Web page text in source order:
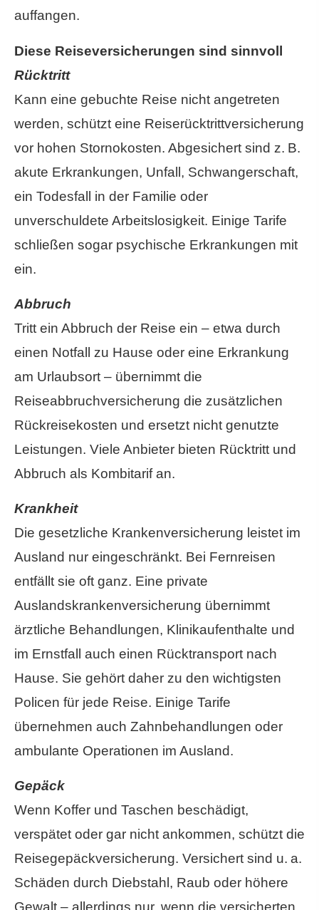
auffangen.
Diese Reiseversicherungen sind sinnvoll
Rücktritt
Kann eine gebuchte Reise nicht angetreten
werden, schützt eine Reiserücktrittversicherung
vor hohen Stornokosten. Abgesichert sind z. B.
akute Erkrankungen, Unfall, Schwangerschaft,
ein Todesfall in der Familie oder
unverschuldete Arbeitslosigkeit. Einige Tarife
schließen sogar psychische Erkrankungen mit
ein.
Abbruch
Tritt ein Abbruch der Reise ein – etwa durch
einen Notfall zu Hause oder eine Erkrankung
am Urlaubsort – übernimmt die
Reiseabbruchversicherung die zusätzlichen
Rückreisekosten und ersetzt nicht genutzte
Leistungen. Viele Anbieter bieten Rücktritt und
Abbruch als Kombitarif an.
Krankheit
Die gesetzliche Kranken­ver­si­che­rung leistet im
Ausland nur eingeschränkt. Bei Fernreisen
entfällt sie oft ganz. Eine private
Auslandskrankenversicherung übernimmt
ärztliche Behandlungen, Klinikaufenthalte und
im Ernstfall auch einen Rücktransport nach
Hause. Sie gehört daher zu den wichtigsten
Policen für jede Reise. Einige Tarife
übernehmen auch Zahnbehandlungen oder
ambulante Operationen im Ausland.
Gepäck
Wenn Koffer und Taschen beschädigt,
verspätet oder gar nicht ankommen, schützt die
Reisegepäckversicherung. Versichert sind u. a.
Schäden durch Diebstahl, Raub oder höhere
Gewalt – allerdings nur, wenn die versicherten